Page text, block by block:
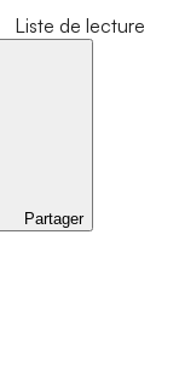
Liste de lecture
Partager